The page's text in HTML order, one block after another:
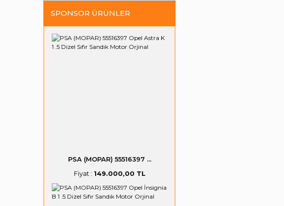
SPONSOR ÜRÜNLER
PSA (MOPAR) 55516397 ...
Fiyat : 149.000,00 TL